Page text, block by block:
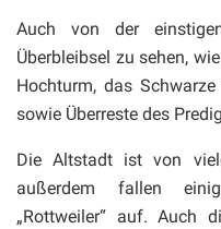
Auch von der
Überbleibsel zu sehen,
Hochturm, das
sowie Überreste des
Die Altstadt ist von
außerdem fallen
„Rottweiler“ auf. Auch